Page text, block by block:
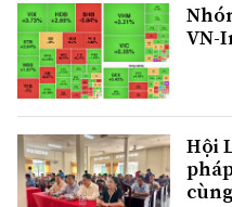
VN-
Hội